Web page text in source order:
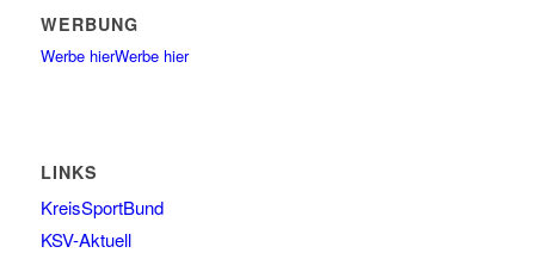
WERBUNG
Werbe hierWerbe hier
LINKS
KreisSportBund
KSV-Aktuell